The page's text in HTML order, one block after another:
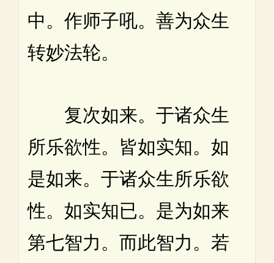
中。作师子吼。善为众生
转妙法轮。
复次如来。于诸众生
所乐欲性。皆如实知。如
是如来。于诸众生所乐欲
性。如实知已。是为如来
第七智力。而此智力。若